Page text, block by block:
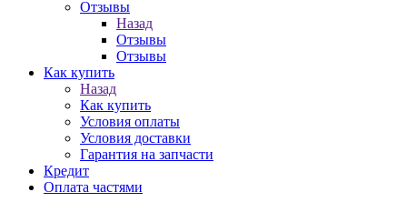
Отзывы
Назад
Отзывы
Отзывы
Как купить
Назад
Как купить
Условия оплаты
Условия доставки
Гарантия на запчасти
Кредит
Оплата частями